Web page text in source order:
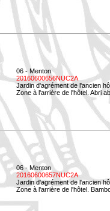
06 - Menton
20160600656NUC2A
Jardin d'agrément de l'ancien
Zone à l'arrière de l'hôtel. Abri
06 - Menton
20160600657NUC2A
Jardin d'agrément de l'ancien
Zone à l'arrière de l'hôtel.